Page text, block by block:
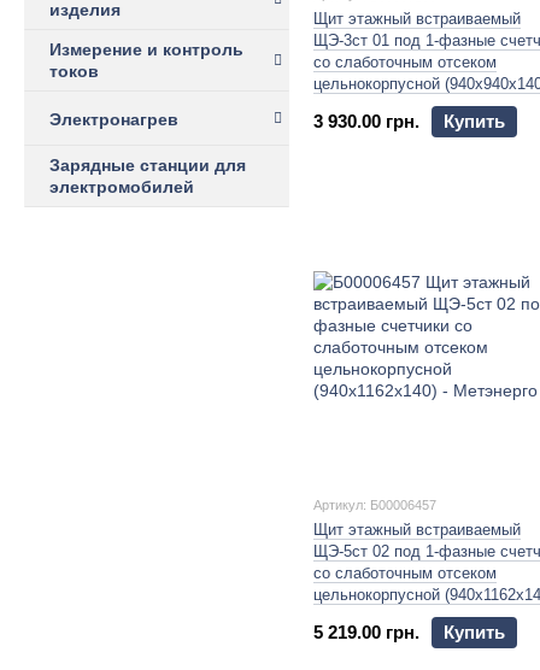
Щит этажный встраиваемый
ЩЭ-3ст 01 под 1-фазные
со слаботочным отсеком
цельнокорпусной
3 930.00 грн. Купить
Артикул: Б00006457
Щит этажный встраиваемый
ЩЭ-5ст 02 под 1-фазные
со слаботочным отсеком
цельнокорпусной
5 219.00 грн. Купить
изделия
Измерение и контроль
токов
Электронагрев
Зарядные станции для
электромобилей